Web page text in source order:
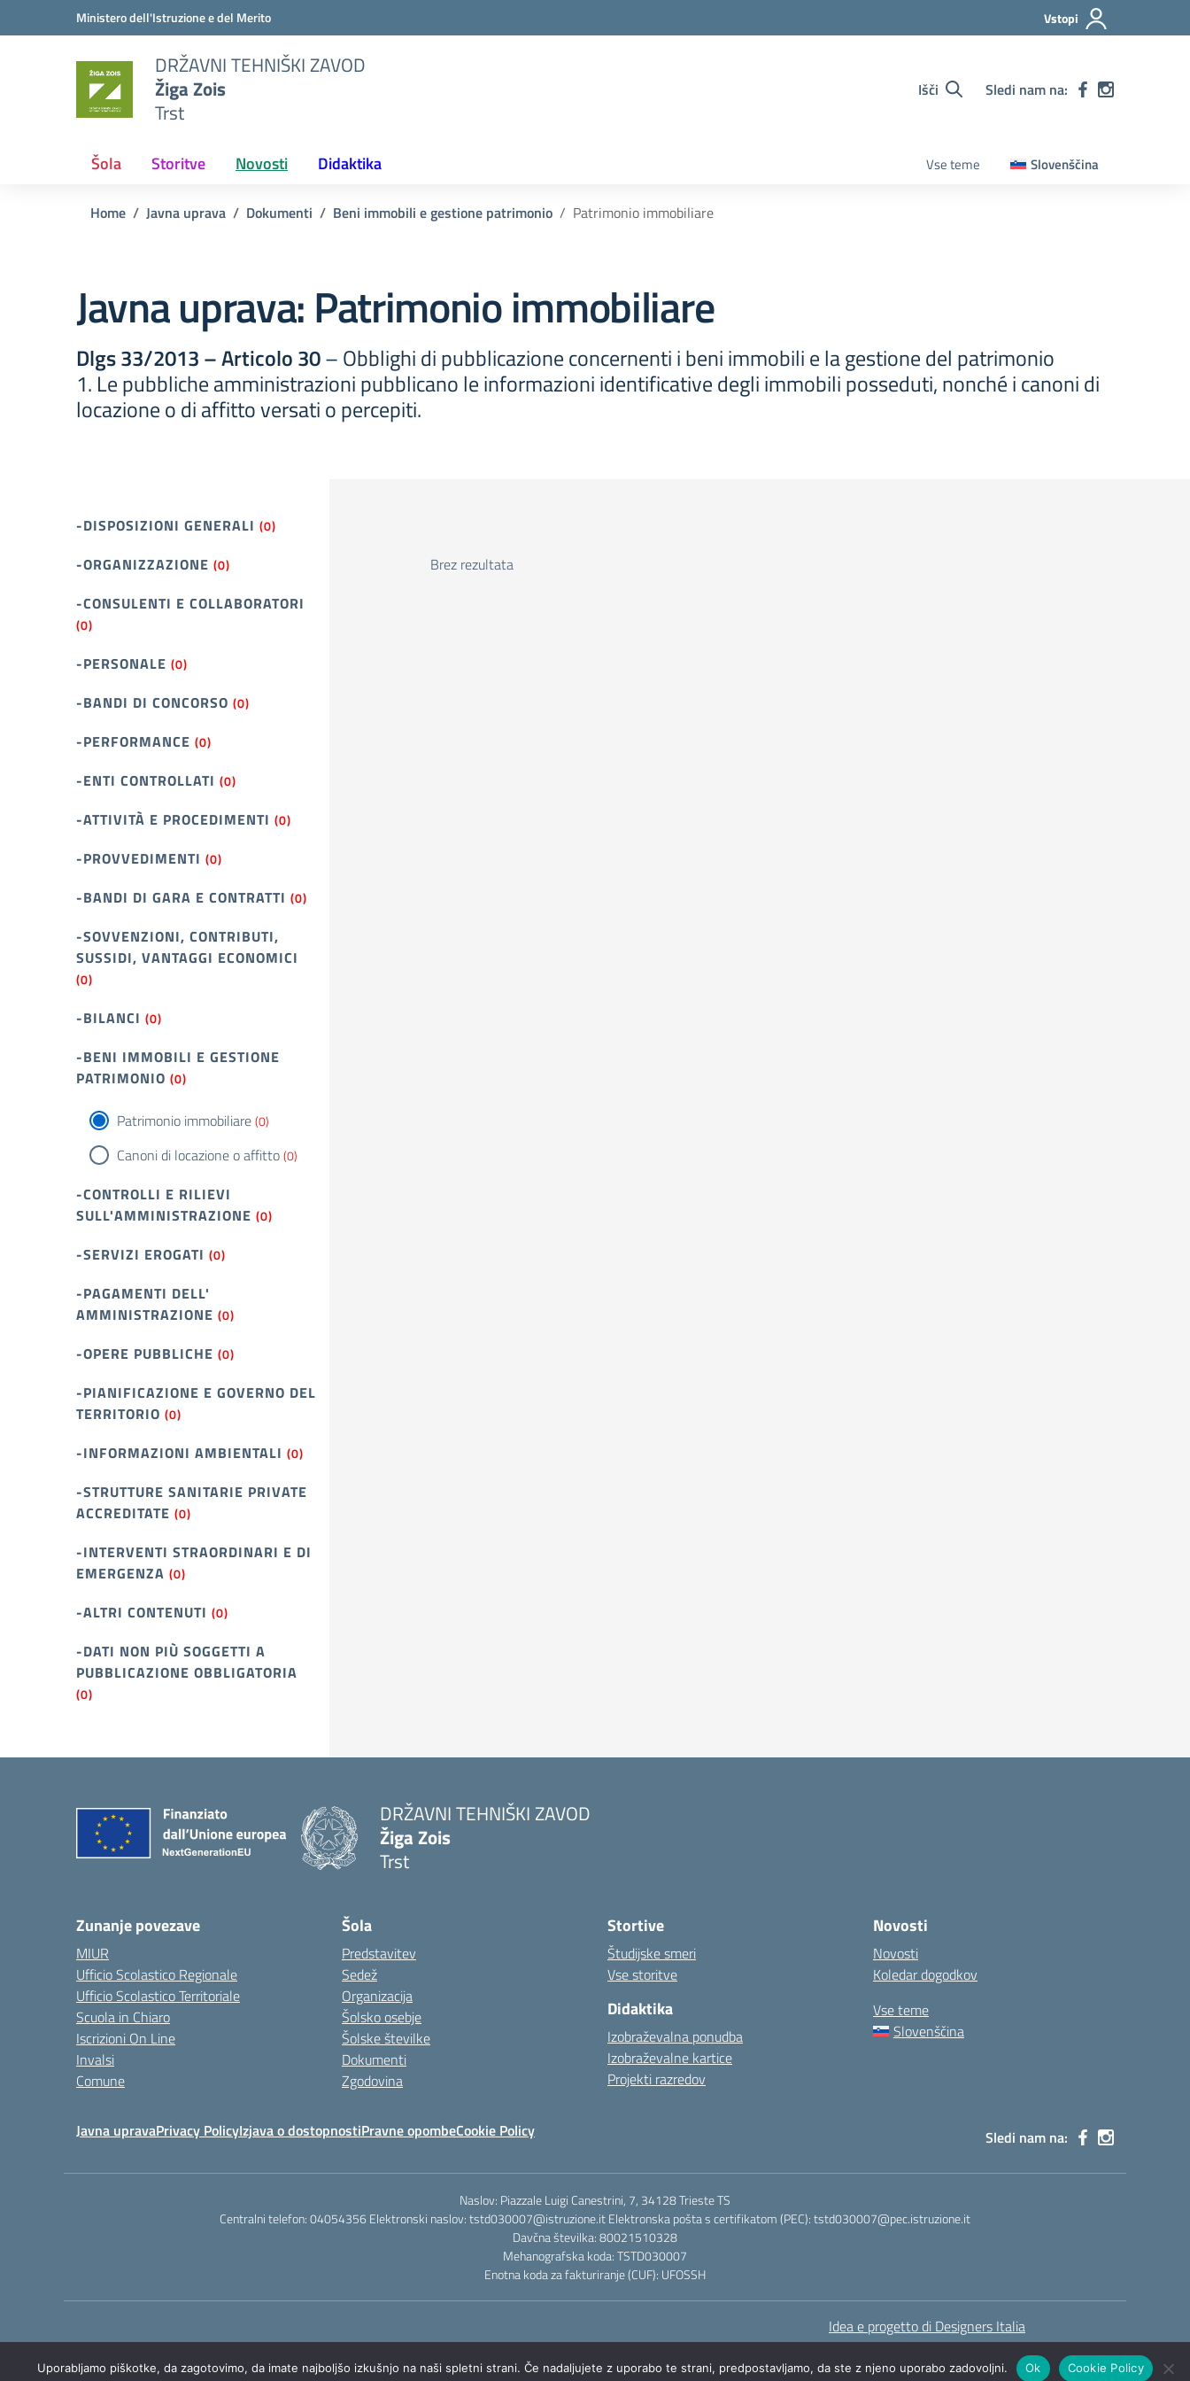
Vai ai contenuti
Vai al menu di navigazioneMinistero dell'Istruzione e del Merito Vstopi
DRŽAVNI TEHNIŠKI ZAVOD
Žiga Zois
Trst
Išči Sledi nam na:
Šola Storitve Novosti Didaktika Vse teme Slovenščina
Home Javna uprava Dokumenti Beni immobili e gestione patrimonio Patrimonio immobiliare
Javna uprava:Patrimonio immobiliare
Dlgs 33/2013 – Articolo 30– Obblighi di pubblicazione concernenti i beni immobili e la gestione del patrimonio
1. Le pubbliche amministrazioni pubblicano le informazioni identificative degli immobili posseduti, nonché i canoni di
locazione o di affitto versati o percepiti.
-DISPOSIZIONI GENERALI (0)
-ORGANIZZAZIONE (0)
-CONSULENTI E COLLABORATORI
(0)
-PERSONALE (0)
-BANDI DI CONCORSO (0)
-PERFORMANCE (0)
-ENTI CONTROLLATI (0)
-ATTIVITÀ E PROCEDIMENTI (0)
-PROVVEDIMENTI (0)
-BANDI DI GARA E CONTRATTI (0)
-SOVVENZIONI, CONTRIBUTI,
SUSSIDI, VANTAGGI ECONOMICI
(0)
-BILANCI (0)
-BENI IMMOBILI E GESTIONE
PATRIMONIO (0)
Patrimonio immobiliare(0)
Canoni di locazione o affitto(0)
-CONTROLLI E RILIEVI
SULL'AMMINISTRAZIONE (0)
-SERVIZI EROGATI (0)
-PAGAMENTI DELL'
AMMINISTRAZIONE (0)
-OPERE PUBBLICHE (0)
-PIANIFICAZIONE E GOVERNO DEL
TERRITORIO (0)
-INFORMAZIONI AMBIENTALI (0)
-STRUTTURE SANITARIE PRIVATE
ACCREDITATE (0)
-INTERVENTI STRAORDINARI E DI
EMERGENZA (0)
-ALTRI CONTENUTI (0)
-DATI NON PIÙ SOGGETTI A
PUBBLICAZIONE OBBLIGATORIA
(0)
Brez rezultata
DRŽAVNI TEHNIŠKI ZAVOD
Žiga Zois
Trst
Zunanje povezave
MIUR
Ufficio Scolastico Regionale
Ufficio Scolastico Territoriale
Scuola in Chiaro
Iscrizioni On Line
Invalsi
Comune
Šola
Predstavitev
Sedež
Organizacija
Šolsko osebje
Šolske številke
Dokumenti
Zgodovina
Stortive
Študijske smeri
Vse storitve
Didaktika
Izobraževalna ponudba
Izobraževalne kartice
Projekti razredov
Novosti
Novosti
Koledar dogodkov
Vse teme
Slovenščina
Javna upravaPrivacy PolicyIzjava o dostopnostiPravne opombeCookie Policy Sledi nam na:
Naslov: Piazzale Luigi Canestrini, 7, 34128 Trieste TS
Centralni telefon: 04054356 Elektronski naslov: tstd030007@istruzione.it Elektronska pošta s certifikatom (PEC): tstd030007@pec.istruzione.it
Davčna številka: 80021510328
Mehanografska koda: TSTD030007
Enotna koda za fakturiranje (CUF): UFOSSH
Idea e progetto di Designers Italia
Uporabljamo piškotke, da zagotovimo, da imate najboljšo izkušnjo na naši spletni strani. Če nadaljujete z uporabo te strani, predpostavljamo, da ste z njeno uporabo zadovoljni. Ok Cookie Policy